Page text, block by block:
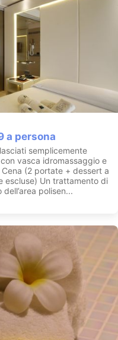
a persona
semplicemente
vasca idromassaggio e
(2 portate + dessert a
escluse) Un trattamento di
polisen...